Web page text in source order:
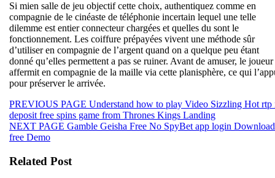
Si mien salle de jeu objectif cette choix, authentiquez comme en
compagnie de le cinéaste de téléphonie incertain lequel une telle
dilemme est entier connecteur chargées et quelles du sont le
fonctionnement. Les coiffure prépayées vivent une méthode sûr
d’utiliser en compagnie de l’argent quand on a quelque peu étant
donné qu’elles permettent a pas se ruiner. Avant de amuser, le joueur
affermit en compagnie de la maille via cette planisphère, ce qui
pour préserver le arrivée.
Beitragsnavigation
PREVIOUS PAGE Previous
post:
Understand how to play Video Sizzling Hot rtp
deposit free spins game from Thrones Kings Landing
NEXT PAGE Next
Gamble Geisha Free No SpyBet app login Download
free Demo
Related Post